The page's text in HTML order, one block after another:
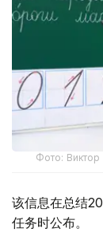
Фото:
该信息在总结
任务时公布。